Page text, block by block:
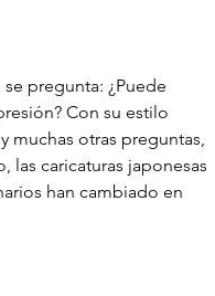
pregunta: ¿Puede
Con su estilo
muchas otras preguntas,
las caricaturas japonesas
han cambiado en